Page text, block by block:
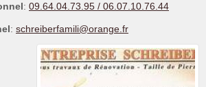
: 09.64.04.73.95 / 06.07.10.76.44
: schreiberfamili@orange.fr